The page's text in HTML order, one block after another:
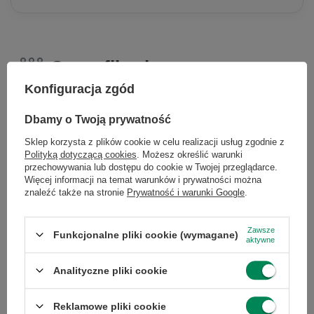
Specyfikacja
Marka Dell
Gwarancja
Gwarancja na 12
miesięcy
Klasa A-
Konfiguracja zgód
Dbamy o Twoją prywatność
Sklep korzysta z plików cookie w celu realizacji usług zgodnie z
Polityką dotyczącą cookies . Możesz określić warunki
przechowywania lub dostępu do cookie w Twojej przeglądarce.
Więcej informacji na temat warunków i prywatności można
znaleźć także na stronie Prywatność i warunki Google
Funkcjonalne pliki cookie (wymagane)
Zawsze
aktywne
Analityczne pliki cookie
Reklamowe pliki cookie